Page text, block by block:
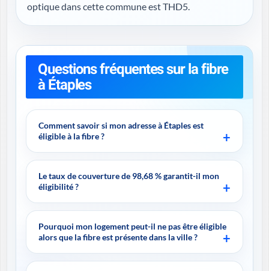
optique dans cette commune est THD5.
Questions fréquentes sur la fibre
à Étaples
Comment savoir si mon adresse à Étaples est
éligible à la fibre ?
Le taux de couverture de 98,68 % garantit-il mon
éligibilité ?
Pourquoi mon logement peut-il ne pas être éligible
alors que la fibre est présente dans la ville ?